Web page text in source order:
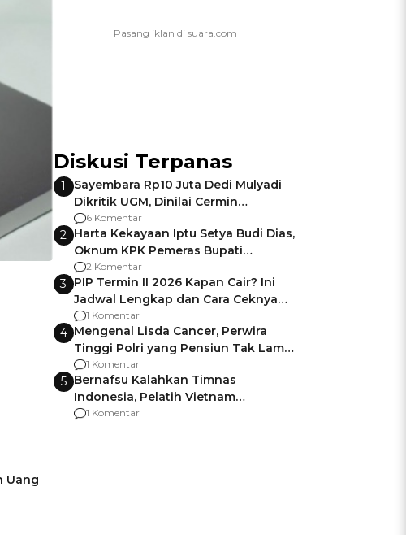
Uang
Diskusi Terpanas
1
Sayembara Rp10 Juta Dedi Mulyadi
Dikritik UGM, Dinilai Cermin
Gagalnya Negara Jamin Keamanan
6 Komentar
2 Harta Kekayaan Iptu Setya Budi Dias,
Oknum KPK Pemeras Bupati
Pemalang
2 Komentar
3 PIP Termin II 2026 Kapan Cair? Ini
Jadwal Lengkap dan Cara Ceknya
agar Dana Tidak Hangus!
1 Komentar
4 Mengenal Lisda Cancer, Perwira
Tinggi Polri yang Pensiun Tak Lama
Usai Jadi Brigjen
1 Komentar
5 Bernafsu Kalahkan Timnas
Indonesia, Pelatih Vietnam
Berencana Pakai Jimat di Pakansari
1 Komentar